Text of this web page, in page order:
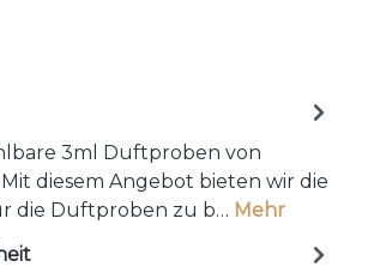
3ml Duftproben von
diesem Angebot bieten wir die
die Duftproben zu b… Mehr